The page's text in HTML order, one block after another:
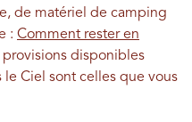
de matériel de camping
: Comment rester en
disponibles
Ciel sont celles que vous